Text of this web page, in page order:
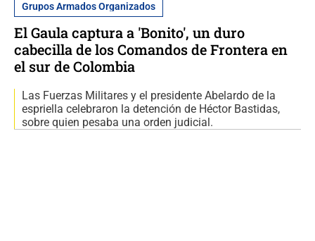
Grupos Armados Organizados
El Gaula captura a 'Bonito', un duro
cabecilla de los Comandos de Frontera en
el sur de Colombia
Las Fuerzas Militares y el presidente Abelardo de la
espriella celebraron la detención de Héctor Bastidas,
sobre quien pesaba una orden judicial.